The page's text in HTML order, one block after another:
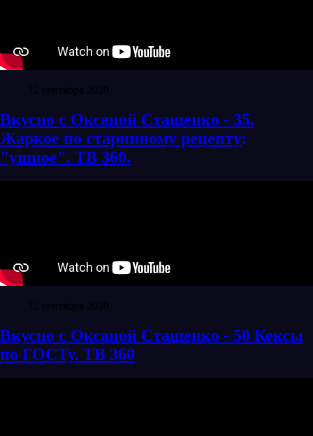
12 сентября 2020
Вкусно с Оксаной Сташенко - 35.
Жаркое по старинному рецепту׃
"ушное". ТВ 360.
12 сентября 2020
Вкусно с Оксаной Сташенко - 50 Кексы
по ГОСТу. ТВ 360